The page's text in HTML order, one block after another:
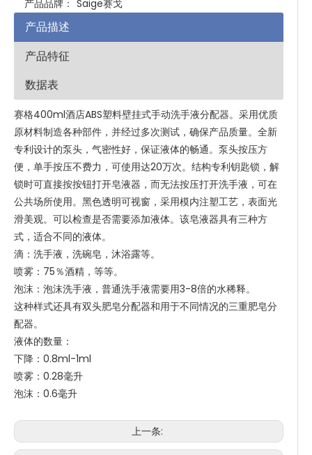
产品品牌： Saige赛戈
产品描述
产品特征
数据表
赛格400ml酒店ABS塑料壁挂式手动洗手液分配器。采用优质
原材料制造各种部件，并经过多次测试，确保产品质量。全新
专利设计的泵头，气密性好，保证液体的畅通。泵头按压方
便，单手按压不费力，可使用达20万次。结构专利钥匙锁，解
锁时可直接按按钮打开皂液器，而无法按压打开洗手液，可在
公共场所使用。黑色透明可视窗，采用模内注塑工艺，表面光
滑美观。可以检查是否需要添加液体。该皂液器具有三种方
式，适合不同的液体。
滴：洗手液，洗碗皂，沐浴露等。
喷雾：75％酒精，等等。
泡沫：泡沫洗手液，普通洗手液需要用3-8倍的水稀释。
这种样式还具有双头肥皂分配器和用于不同情况的三重肥皂分
配器。
液体的数量：
下降：0.8ml-1ml
喷雾：0.28毫升
泡沫：0.6毫升
上一条: